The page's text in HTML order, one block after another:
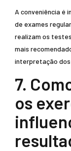
A conveniência é
de exames
realizam os
mais
interpretação dos
7.
os